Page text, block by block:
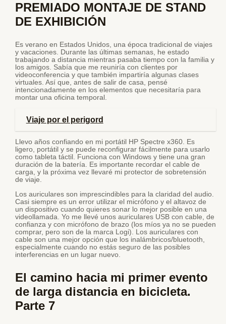
PREMIADO MONTAJE DE STAND
DE EXHIBICIÓN
Es verano en Estados Unidos, una época tradicional de viajes
y vacaciones. Durante las últimas semanas, he estado
trabajando a distancia mientras pasaba tiempo con la familia y
los amigos. Sabía que me reuniría con clientes por
videoconferencia y que también impartiría algunas clases
virtuales. Así que, antes de salir de casa, pensé
intencionadamente en los elementos que necesitaría para
montar una oficina temporal.
Viaje por el perigord
Llevo años confiando en mi portátil HP Spectre x360. Es
ligero, portátil y se puede reconfigurar fácilmente para usarlo
como tableta táctil. Funciona con Windows y tiene una gran
duración de la batería. Es importante recordar el cable de
carga, y la próxima vez llevaré mi protector de sobretensión
de viaje.
Los auriculares son imprescindibles para la claridad del audio.
Casi siempre es un error utilizar el micrófono y el altavoz de
un dispositivo cuando quieres sonar lo mejor posible en una
videollamada. Yo me llevé unos auriculares USB con cable, de
confianza y con micrófono de brazo (los míos ya no se pueden
comprar, pero son de la marca Logi). Los auriculares con
cable son una mejor opción que los inalámbricos/bluetooth,
especialmente cuando no estás seguro de las posibles
interferencias en un lugar nuevo.
El camino hacia mi primer evento
de larga distancia en bicicleta.
Parte 7